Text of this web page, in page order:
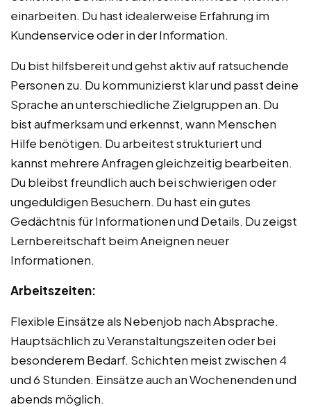
einarbeiten. Du hast idealerweise Erfahrung im
Kundenservice oder in der Information.
Du bist hilfsbereit und gehst aktiv auf ratsuchende
Personen zu. Du kommunizierst klar und passt deine
Sprache an unterschiedliche Zielgruppen an. Du
bist aufmerksam und erkennst, wann Menschen
Hilfe benötigen. Du arbeitest strukturiert und
kannst mehrere Anfragen gleichzeitig bearbeiten.
Du bleibst freundlich auch bei schwierigen oder
ungeduldigen Besuchern. Du hast ein gutes
Gedächtnis für Informationen und Details. Du zeigst
Lernbereitschaft beim Aneignen neuer
Informationen.
Arbeitszeiten:
Flexible Einsätze als Nebenjob nach Absprache.
Hauptsächlich zu Veranstaltungszeiten oder bei
besonderem Bedarf. Schichten meist zwischen 4
und 6 Stunden. Einsätze auch an Wochenenden und
abends möglich.